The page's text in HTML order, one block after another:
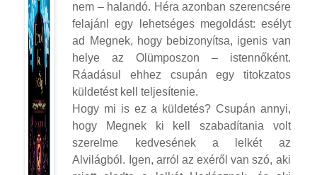
nem – halandó. Héra azonban szerencsére
felajánl egy lehetséges megoldást: esélyt
ad Megnek, hogy bebizonyítsa, igenis van
helye az Olümposzon – istennőként.
Ráadásul ehhez csupán egy titokzatos
küldetést kell teljesítenie.
Hogy mi is ez a küldetés? Csupán annyi,
hogy Megnek ki kell szabadítania volt
szerelme kedvesének a lelkét az
Alvilágból. Igen, arról az exéről van szó, aki